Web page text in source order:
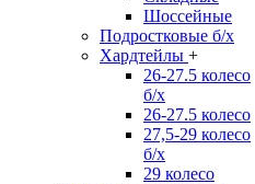
Шоссейные
Подростковые б/х
Хардтейлы +
26-27.5 колесо
б/х
26-27.5 колесо
27,5-29 колесо
б/х
29 колесо